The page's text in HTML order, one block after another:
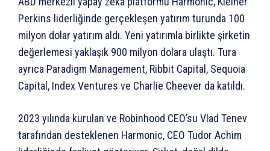
Perkins liderliğinde gerçekleşen yatırım turunda 100
milyon dolar yatırım aldı. Yeni yatırımla birlikte şirketin
değerlemesi yaklaşık 900 milyon dolara ulaştı. Tura
ayrıca Paradigm Management, Ribbit Capital, Sequoia
Capital, Index Ventures ve Charlie Cheever da katıldı.
2023 yılında kurulan ve Robinhood CEO’su Vlad Tenev
tarafından desteklenen Harmonic, CEO Tudor Achim